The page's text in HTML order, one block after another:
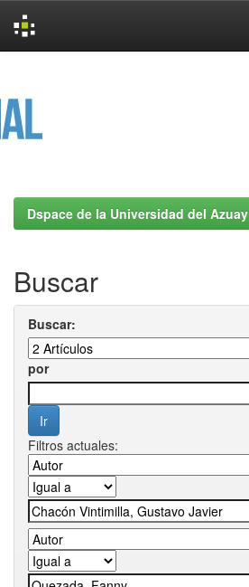
Dspace de la Universidad del Azuay
Buscar
Buscar:
por
Filtros actuales: